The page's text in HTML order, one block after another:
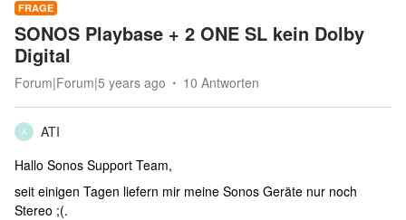
FRAGE
SONOS Playbase + 2 ONE SL kein Dolby
Digital
Forum|Forum|5 years ago 10 Antworten
A
ATI
Hallo Sonos Support Team,
seit einigen Tagen liefern mir meine Sonos Geräte nur noch
Stereo ;(.